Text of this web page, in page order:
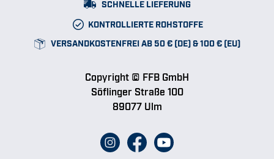
SCHNELLE LIEFERUNG
KONTROLLIERTE ROHSTOFFE
VERSANDKOSTENFREI AB 50 € (DE) & 100 € (EU)
Copyright © FFB GmbH
Söflinger Straße 100
89077 Ulm